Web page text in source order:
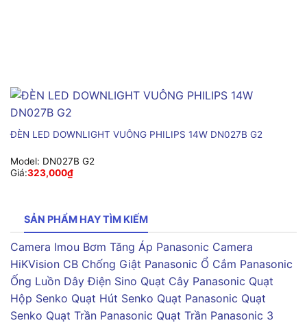
ĐÈN LED DOWNLIGHT VUÔNG PHILIPS 14W DN027B G2
Model: DN027B G2
Giá:323,000₫
SẢN PHẨM HAY TÌM KIẾM
Camera Imou Bơm Tăng Áp Panasonic Camera
HiKVision CB Chống Giật Panasonic Ổ Cắm Panasonic
Ống Luồn Dây Điện Sino Quạt Cây Panasonic Quạt
Hộp Senko Quạt Hút Senko Quạt Panasonic Quạt
Senko Quạt Trần Panasonic Quạt Trần Panasonic 3